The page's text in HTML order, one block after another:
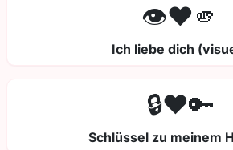
👁️❤️🫵
Ich liebe dich
🔒❤️🔑
Schlüssel zu meinem